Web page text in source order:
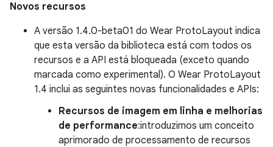
Novos recursos
A versão 1.4.0-beta01 do Wear ProtoLayout indica
que esta versão da biblioteca está com todos os
recursos e a API está bloqueada (exceto quando
marcada como experimental). O Wear ProtoLayout
1.4 inclui as seguintes novas funcionalidades e APIs:
Recursos de imagem em linha e melhorias
de performance:introduzimos um conceito
aprimorado de processamento de recursos